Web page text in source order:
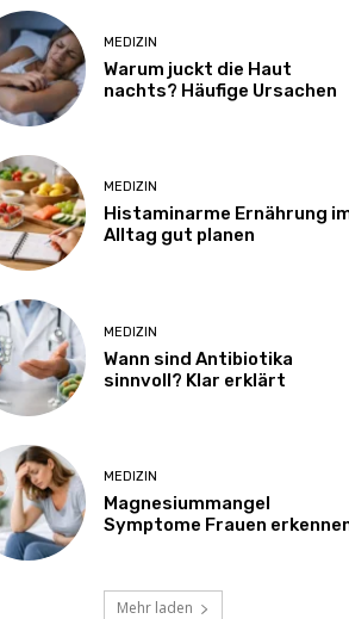
MEDIZIN
Warum juckt die Haut
nachts? Häufige Ursachen
MEDIZIN
Histaminarme Ernährung
Alltag gut planen
MEDIZIN
Wann sind Antibiotika
sinnvoll? Klar erklärt
MEDIZIN
Magnesiummangel
Symptome Frauen
Mehr laden